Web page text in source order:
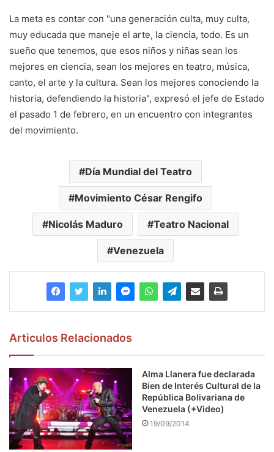
La meta es contar con "una generación culta, muy culta,
muy educada que maneje el arte, la ciencia, todo. Es un
sueño que tenemos, que esos niños y niñas sean los
mejores en ciencia, sean los mejores en teatro, música,
canto, el arte y la cultura. Sean los mejores conociendo la
historia, defendiendo la historia", expresó el jefe de Estado
el pasado 1 de febrero, en un encuentro con integrantes
del movimiento.
Día Mundial del Teatro
Movimiento César Rengifo
Nicolás Maduro Teatro Nacional
Venezuela
Articulos Relacionados
Alma Llanera fue declarada
Bien de Interés Cultural de la
República Bolivariana de
Venezuela (+Video)
19/09/2014